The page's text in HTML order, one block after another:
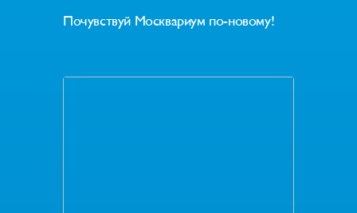
Почувствуй Москвариум по-новому!